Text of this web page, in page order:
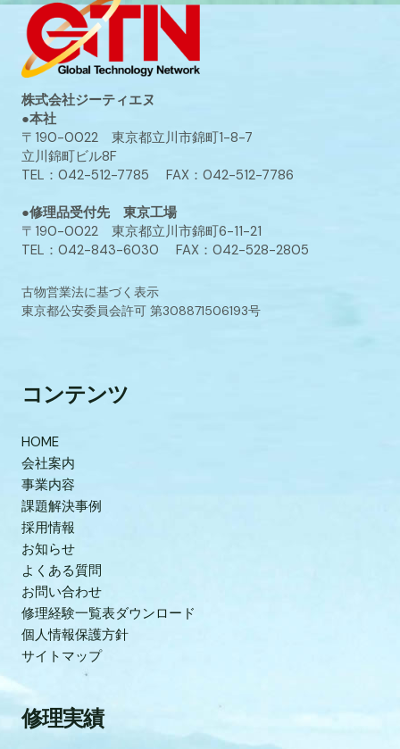
株式会社ジーティエヌ
●本社
〒190-0022 東京都立川市錦町1-8-7
立川錦町ビル8F
TEL：042-512-7785 FAX：042-512-7786
●修理品受付先 東京工場
〒190-0022 東京都立川市錦町6-11-21
TEL：042-843-6030 FAX：042-528-2805
古物営業法に基づく表示
東京都公安委員会許可 第308871506193号
コンテンツ
HOME
会社案内
事業内容
課題解決事例
採用情報
お知らせ
よくある質問
お問い合わせ
修理経験一覧表ダウンロード
個人情報保護方針
サイトマップ
修理実績